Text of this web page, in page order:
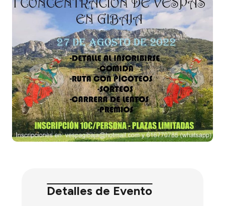
Detalles de Evento